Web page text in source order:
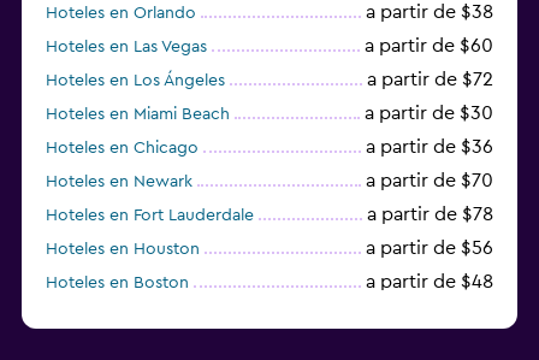
Hoteles en Orlando a partir de $38
Hoteles en Las Vegas a partir de $60
Hoteles en Los Ángeles a partir de $72
Hoteles en Miami Beach a partir de $30
Hoteles en Chicago a partir de $36
Hoteles en Newark a partir de $70
Hoteles en Fort Lauderdale a partir de $78
Hoteles en Houston a partir de $56
Hoteles en Boston a partir de $48